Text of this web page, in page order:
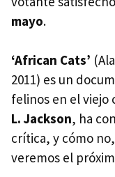
mayo.
‘African Cats’
2011) es un
felinos en el
L. Jackson, ha
crítica, y cómo
veremos el